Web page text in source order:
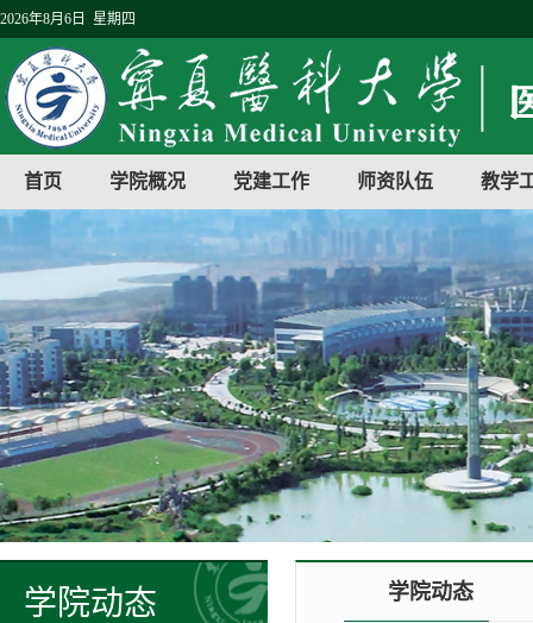
2026年8月6日 星期四
首页 学院概况 党建工作 师资队伍 教学
学院动态 学院动态